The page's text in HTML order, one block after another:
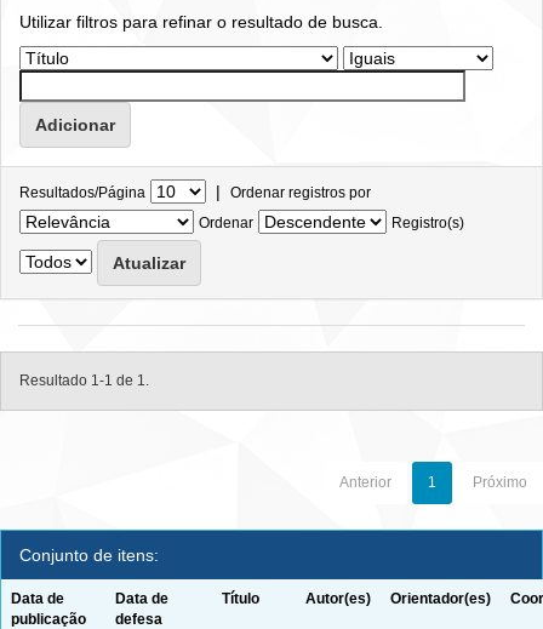
Utilizar filtros para refinar o resultado de busca.
Resultados/Página | Ordenar registros por
Ordenar
Registro(s)
Resultado 1-1 de 1.
Anterior 1 Próximo
Conjunto de itens:
Data de
publicação
Data de
defesa
Título Autor(es) Orientador(es)